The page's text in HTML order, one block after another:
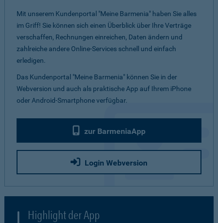
Mit unserem Kundenportal "Meine Barmenia" haben Sie alles
im Griff! Sie können sich einen Überblick über Ihre Verträge
verschaffen, Rechnungen einreichen, Daten ändern und
zahlreiche andere Online-Services schnell und einfach
erledigen.
Das Kundenportal "Meine Barmenia" können Sie in der
Webversion und auch als praktische App auf Ihrem iPhone
oder Android-Smartphone verfügbar.
zur BarmeniaApp
Login Webversion
Highlight der App